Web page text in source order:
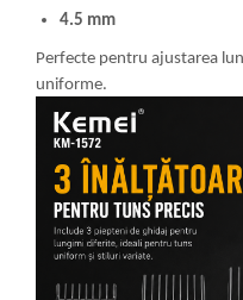
4.5 mm
Perfecte pentru ajustarea
uniforme.